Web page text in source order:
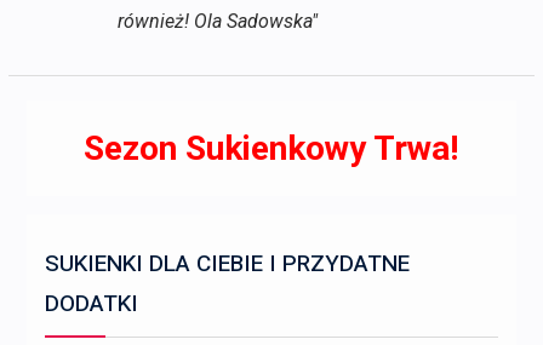
również! Ola Sadowska"
Sezon Sukienkowy Trwa!
SUKIENKI DLA CIEBIE I PRZYDATNE
DODATKI